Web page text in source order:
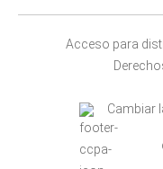
Acceso para
Cambiar